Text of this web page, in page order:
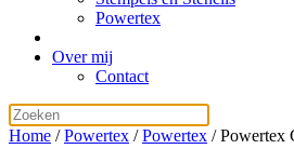
Powertex
Over mij
Contact
Home /Powertex /Powertex / Powertex